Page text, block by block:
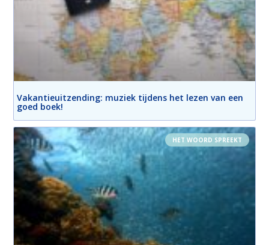
Vakantieuitzending: muziek tijdens het lezen van een
goed boek!
HET WOORD SPREEKT